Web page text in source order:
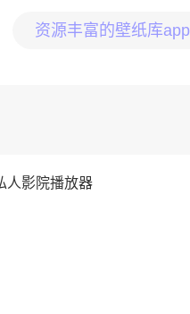
资源丰富的壁纸库app